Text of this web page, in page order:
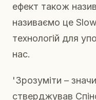
ефект також
називаємо це
технологій для
нас.
'Зрозуміти –
стверджував